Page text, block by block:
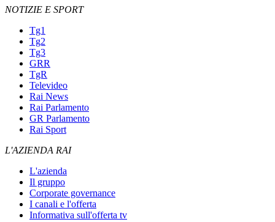
NOTIZIE E SPORT
Tg1
Tg2
Tg3
GRR
TgR
Televideo
Rai News
Rai Parlamento
GR Parlamento
Rai Sport
L'AZIENDA RAI
L'azienda
Il gruppo
Corporate governance
I canali e l'offerta
Informativa sull'offerta tv